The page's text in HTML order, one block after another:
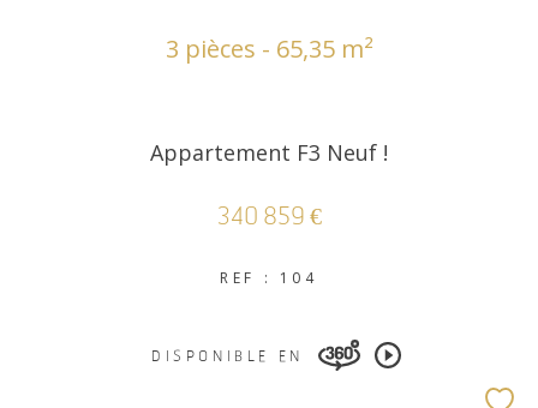
3 pièces - 65,35 m²
Appartement F3 Neuf !
340 859 €
REF : 104
DISPONIBLE EN